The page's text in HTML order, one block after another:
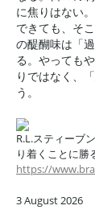
に焦りはない
できても、そ
の醍醐味は「
る。やっても
りではなく、
う。
R.L.スティーブ
り着くことに勝
https://
3 August 2026